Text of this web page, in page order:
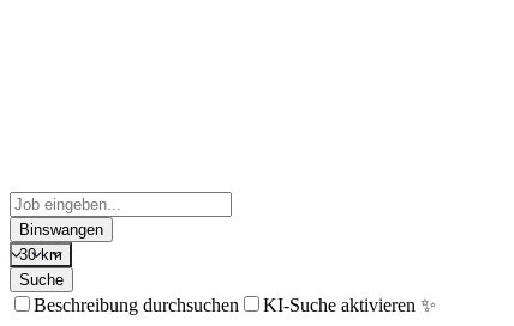
Binswangen
30 km
Suche
Beschreibung durchsuchen KI-Suche aktivieren ✨